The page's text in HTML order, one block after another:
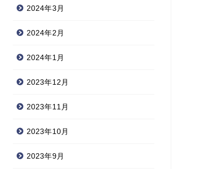
2024年3月
2024年2月
2024年1月
2023年12月
2023年11月
2023年10月
2023年9月